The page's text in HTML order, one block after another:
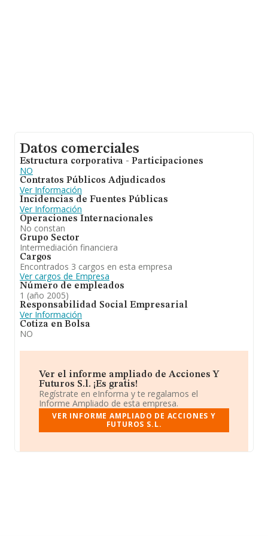
Datos comerciales
Estructura corporativa - Participaciones
NO
Contratos Públicos Adjudicados
Ver Información
Incidencias de Fuentes Públicas
Ver Información
Operaciones Internacionales
No constan
Grupo Sector
Intermediación financiera
Cargos
Encontrados 3 cargos en esta empresa
Ver cargos de Empresa
Número de empleados
1 (año 2005)
Responsabilidad Social Empresarial
Ver Información
Cotiza en Bolsa
NO
Ver el informe ampliado de Acciones Y
Futuros S.l. ¡Es gratis!
Regístrate en eInforma y te regalamos el
Informe Ampliado de esta empresa.
VER INFORME AMPLIADO DE ACCIONES Y
FUTUROS S.L.